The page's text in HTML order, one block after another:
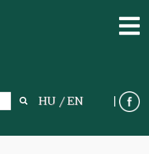
HU EN